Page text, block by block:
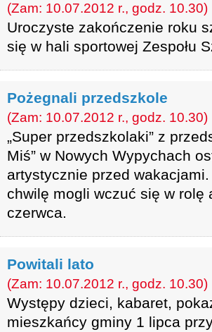
(Zam: 10.07.2012 r., godz. 10.30)
Uroczyste zakończenie roku
się w hali sportowej Zespołu
Pożegnali przedszkole
(Zam: 10.07.2012 r., godz. 10.30)
„Super przedszkolaki” z
Miś” w Nowych Wypychach
artystycznie przed
chwilę mogli wczuć się w rolę
czerwca.
Powitali lato
(Zam: 10.07.2012 r., godz. 10.30)
Występy dzieci, kabaret,
mieszkańcy gminy 1 lipca